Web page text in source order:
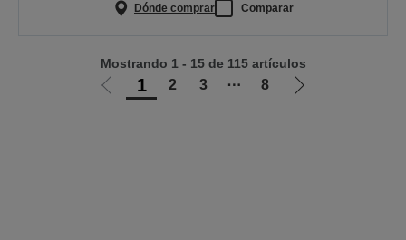
Dónde comprar Comparar
Ir
1 2 3 ⋯ 8
Ir
Mostrando 1 - 15 de 115 artículos